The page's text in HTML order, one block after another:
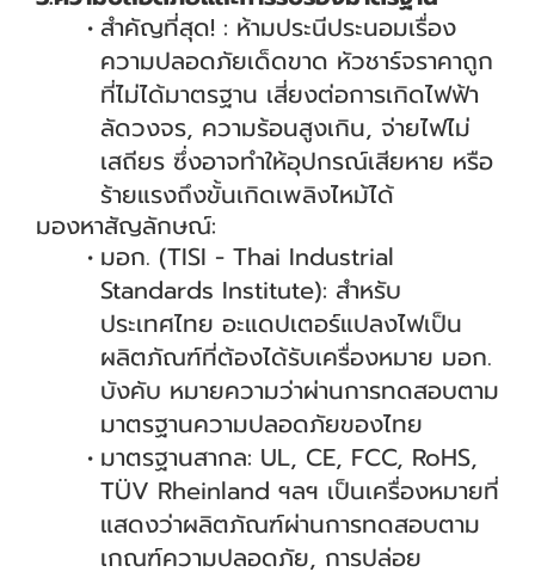
สำคัญที่สุด! : ห้ามประนีประนอมเรื่อง
ความปลอดภัยเด็ดขาด หัวชาร์จราคาถูก
ที่ไม่ได้มาตรฐาน เสี่ยงต่อการเกิดไฟฟ้า
ลัดวงจร, ความร้อนสูงเกิน, จ่ายไฟไม่
เสถียร ซึ่งอาจทำให้อุปกรณ์เสียหาย หรือ
ร้ายแรงถึงขั้นเกิดเพลิงไหม้ได้
มองหาสัญลักษณ์:
มอก. (TISI - Thai Industrial
Standards Institute): สำหรับ
ประเทศไทย อะแดปเตอร์แปลงไฟเป็น
ผลิตภัณฑ์ที่ต้องได้รับเครื่องหมาย มอก.
บังคับ หมายความว่าผ่านการทดสอบตาม
มาตรฐานความปลอดภัยของไทย
มาตรฐานสากล: UL, CE, FCC, RoHS,
TÜV Rheinland ฯลฯ เป็นเครื่องหมายที่
แสดงว่าผลิตภัณฑ์ผ่านการทดสอบตาม
เกณฑ์ความปลอดภัย, การปล่อย